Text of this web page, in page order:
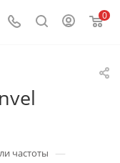
0
частоты —